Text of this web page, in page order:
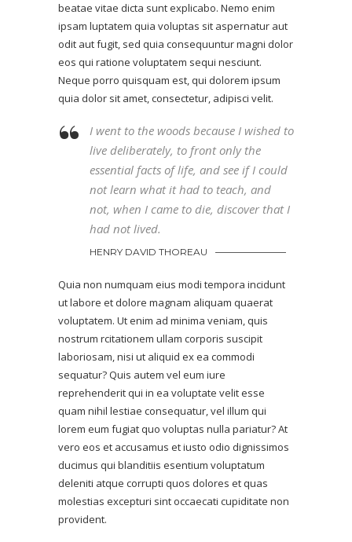
beatae vitae dicta sunt explicabo. Nemo enim
ipsam luptatem quia voluptas sit aspernatur aut
odit aut fugit, sed quia consequuntur magni dolor
eos qui ratione voluptatem sequi nesciunt.
Neque porro quisquam est, qui dolorem ipsum
quia dolor sit amet, consectetur, adipisci velit.
I went to the woods because I wished to
live deliberately, to front only the
essential facts of life, and see if I could
not learn what it had to teach, and
not, when I came to die, discover that I
had not lived.
HENRY DAVID THOREAU
Quia non numquam eius modi tempora incidunt
ut labore et dolore magnam aliquam quaerat
voluptatem. Ut enim ad minima veniam, quis
nostrum rcitationem ullam corporis suscipit
laboriosam, nisi ut aliquid ex ea commodi
sequatur? Quis autem vel eum iure
reprehenderit qui in ea voluptate velit esse
quam nihil lestiae consequatur, vel illum qui
lorem eum fugiat quo voluptas nulla pariatur? At
vero eos et accusamus et iusto odio dignissimos
ducimus qui blanditiis esentium voluptatum
deleniti atque corrupti quos dolores et quas
molestias excepturi sint occaecati cupiditate non
provident.